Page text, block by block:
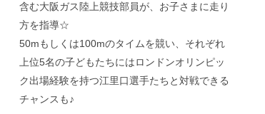
含む大阪ガス陸上競技部員が、お子さまに走り
方を指導☆
50mもしくは100mのタイムを競い、それぞれ
上位5名の子どもたちにはロンドンオリンピッ
ク出場経験を持つ江里口選手たちと対戦できる
チャンスも♪